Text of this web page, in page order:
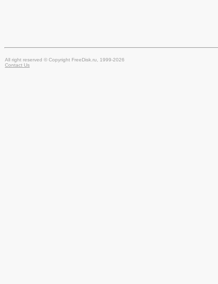
All right reserved © Copyright FreeDisk.ru, 1999-2026
Contact Us